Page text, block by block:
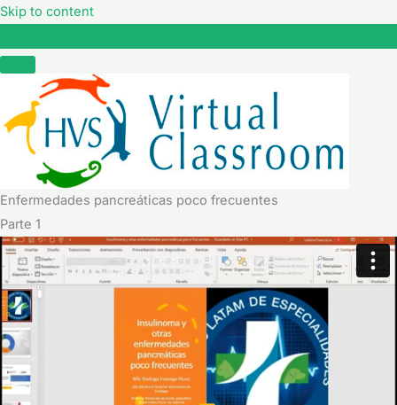
Skip to content
Enfermedades pancreáticas poco frecuentes
Parte 1